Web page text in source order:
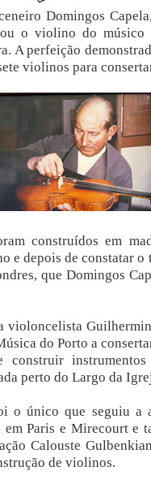
Domingos
o violino do
A perfeição
violinos para
construídos em
e depois de constatar o
que Domingos
violoncelista
do Porto a
construir
perto do Largo da
o único que seguiu a
em Paris e Mirecourt e
Calouste
de violinos.